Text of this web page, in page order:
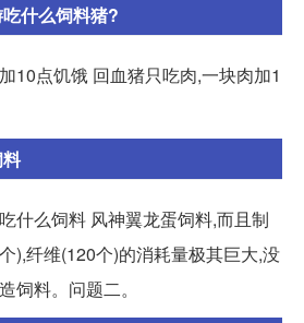
什么饲料猪?
10点饥饿 回血猪只吃肉,一块肉加1
什么饲料 风神翼龙蛋饲料,而且制
),纤维(120个)的消耗量极其巨大,没
饲料。问题二。